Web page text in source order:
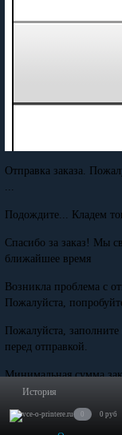
История
0 0 руб
Отправка заказа.
...
Подождите... Кладем
Спасибо за заказ! Мы
ближайшее время
Возникла проблема с
Пожалуйста,
Пожалуйста,
перед отправкой.
Минимальная сумма